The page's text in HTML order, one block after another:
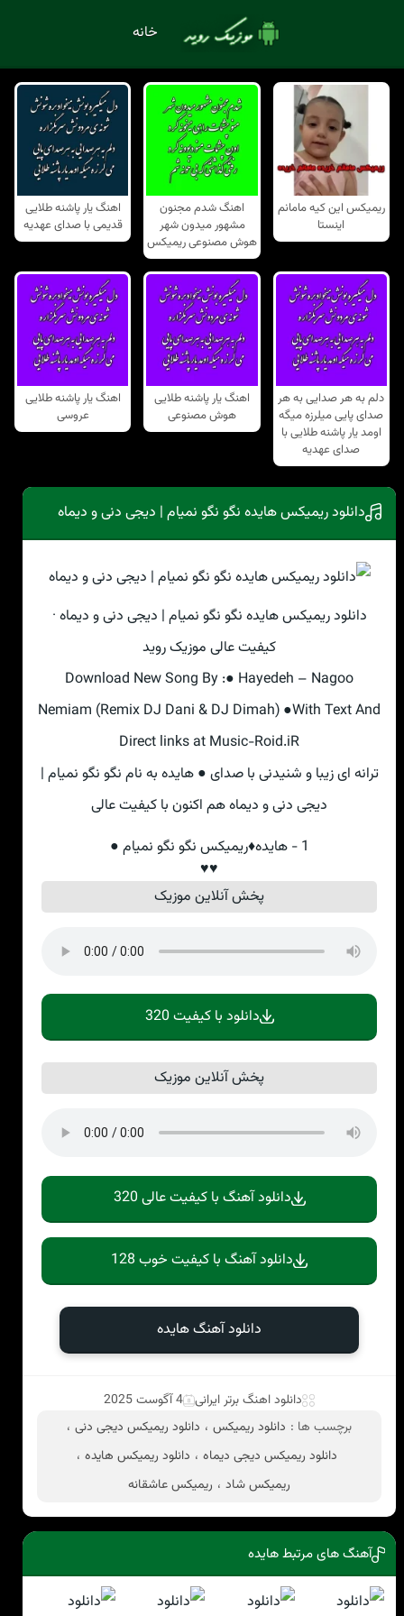
خانه
ریمیکس این کیه مامانم
اینستا
اهنگ شدم مجنون
مشهور میدون شهر
هوش مصنوعی ریمیکس
اهنگ یار پاشنه طلایی
قدیمی با صدای عهدیه
دلم به هر صدایی به هر
صدای پایی میلرزه میگه
اومد یار پاشنه طلایی با
صدای عهدیه
اهنگ یار پاشنه طلایی
هوش مصنوعی
اهنگ یار پاشنه طلایی
عروسی
دانلود ریمیکس هایده نگو نگو نمیام | دیجی دنی و دیماه
دانلود ریمیکس هایده نگو نگو نمیام | دیجی دنی و دیماه ·
کیفیت عالی موزیک روید
Download New Song By :● Hayedeh – Nagoo
Nemiam (Remix DJ Dani & DJ Dimah) ●With Text And
Direct links at Music-Roid.iR
ترانه ای زیبا و شنیدنی با صدای ● هایده به نام نگو نگو نمیام |
دیجی دنی و دیماه هم اکنون با کیفیت عالی
1 - هایده♦️ریمیکس نگو نگو نمیام ●
♥♥
پخش آنلاین موزیک
دانلود با کیفیت 320
پخش آنلاین موزیک
دانلود آهنگ با کیفیت عالی 320
دانلود آهنگ با کیفیت خوب 128
دانلود آهنگ هایده
دانلود اهنگ برتر ایرانی 4 آگوست 2025
برچسب ها : دانلود ریمیکس ، دانلود ریمیکس دیجی دنی ،
دانلود ریمیکس دیجی دیماه ، دانلود ریمیکس هایده ،
ریمیکس شاد ، ریمیکس عاشقانه
آهنگ های مرتبط هایده